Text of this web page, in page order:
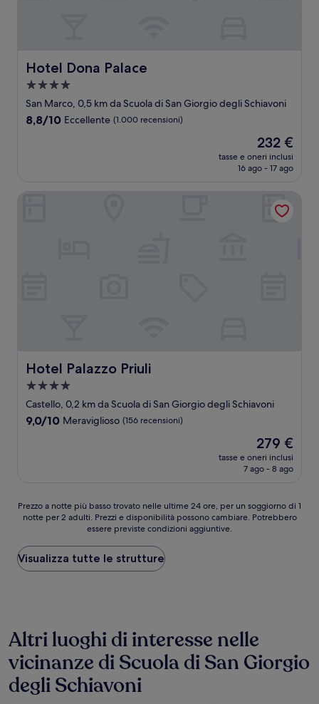
Hotel Dona Palace
Hotel Dona Palace
Struttura
a
4.0
San Marco, 0,5 km da Scuola di San Giorgio degli Schiavoni
8.8
8,8/10 Eccellente (1.000 recensioni)
Il
prezzo
attuale
232 €
232 €
tasse e oneri inclusi
16 ago - 17 ago
Hotel Palazzo Priuli
Hotel Palazzo Priuli
Struttura
a
4.0
Castello, 0,2 km da Scuola di San Giorgio degli Schiavoni
9.0
9,0/10 Meraviglioso (156 recensioni)
Il
prezzo
attuale
279 €
tasse e oneri inclusi
7 ago - 8 ago
Prezzo
più
basso
trovato
per
un
soggiorno
di
notte
Prezzo a notte più basso trovato nelle ultime 24 ore, per un soggiorno di 1
notte per 2 adulti. Prezzi e disponibilità possono cambiare. Potrebbero
essere previste condizioni aggiuntive.
Visualizza tutte le strutture
Altri luoghi di interesse nelle
vicinanze di Scuola di San Giorgio
degli Schiavoni